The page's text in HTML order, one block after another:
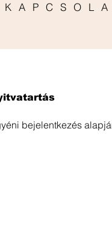
bejelentkezés